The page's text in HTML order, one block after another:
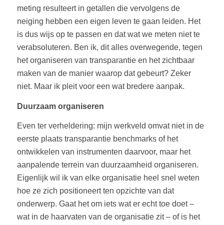
meting resulteert in getallen die vervolgens de
neiging hebben een eigen leven te gaan leiden. Het
is dus wijs op te passen en dat wat we meten niet te
verabsoluteren. Ben ik, dit alles overwegende, tegen
het organiseren van transparantie en het zichtbaar
maken van de manier waarop dat gebeurt? Zeker
niet. Maar ik pleit voor een wat bredere aanpak.
Duurzaam organiseren
Even ter verheldering: mijn werkveld omvat niet in de
eerste plaats transparantie benchmarks of het
ontwikkelen van instrumenten daarvoor, maar het
aanpalende terrein van duurzaamheid organiseren.
Eigenlijk wil ik van elke organisatie heel snel weten
hoe ze zich positioneert ten opzichte van dat
onderwerp. Gaat het om iets wat er echt toe doet –
wat in de haarvaten van de organisatie zit – of is het